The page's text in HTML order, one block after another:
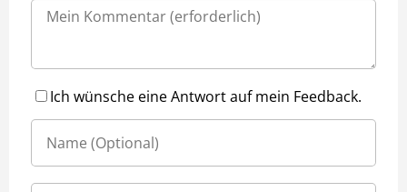
Ich wünsche eine Antwort auf mein Feedback.